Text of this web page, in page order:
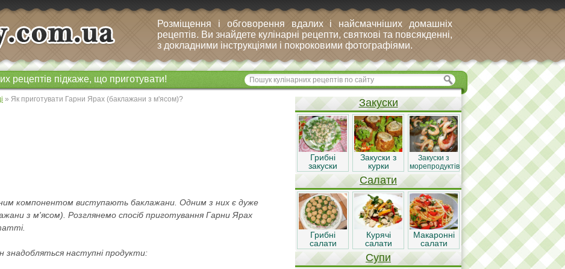
Розміщення і обговорення вдалих і найсмачніших домашніх
рецептів. Ви знайдете кулінарні рецепти, святкові та повсякденні,
з докладними інструкціями і покроковими фотографіями.
рецептів підкаже, що приготувати!
» Як приготувати Гарни Ярах (баклажани з м'ясом)?
компонентом виступають баклажани. Одним з них є дуже
з м'ясом). Розглянемо спосіб приготування Гарни Ярах
знадобляться наступні продукти:
Закуски
Грибні
закуски
Закуски з
курки
Закуски з
морепродуктів
Салати
Грибні
салати
Курячі
салати
Макаронні
салати
Супи